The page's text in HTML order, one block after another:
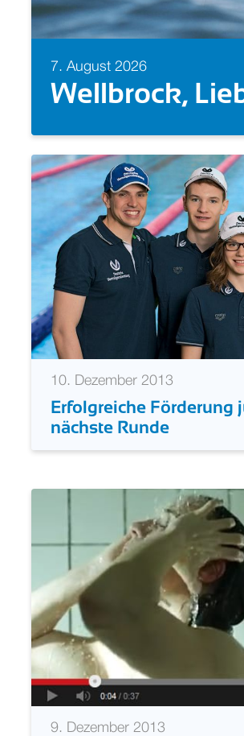
7. August 2026
10. Dezember 2013
Erfolgreiche Förderung
nächste Runde
9. Dezember 2013